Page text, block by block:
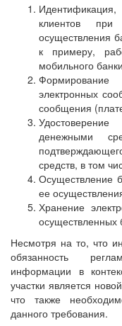
клиентов
осуществления
к примеру,
мобильного
электронных
сообщения
денежными
средств, в том
Осуществление
ее
Хранение
осуществленных
Несмотря на то, что
обязанность
информации в
участки является
что также
данного требования.